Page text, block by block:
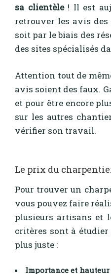
sa clientèle! Il est
retrouver les avis des
soit par le biais des
des sites spécialisés
Attention tout de
avis soient des faux.
et pour être encore
sur les autres
vérifier son travail.
Le prix du
Pour trouver un
vous pouvez faire
plusieurs artisans et
critères sont à
plus juste :
Importance et hauteur